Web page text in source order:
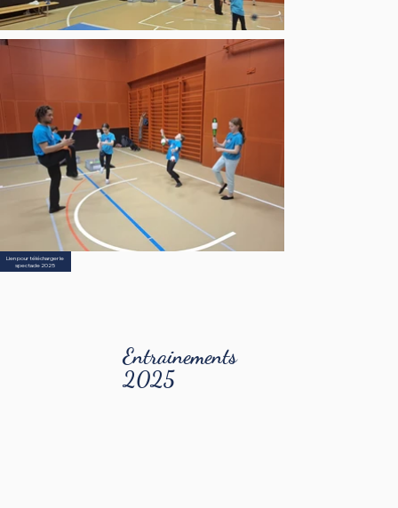
Lien pour télécharger le
spectacle 2025
Entrainements
2025